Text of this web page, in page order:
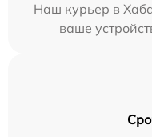
Наш курьер в
ваше